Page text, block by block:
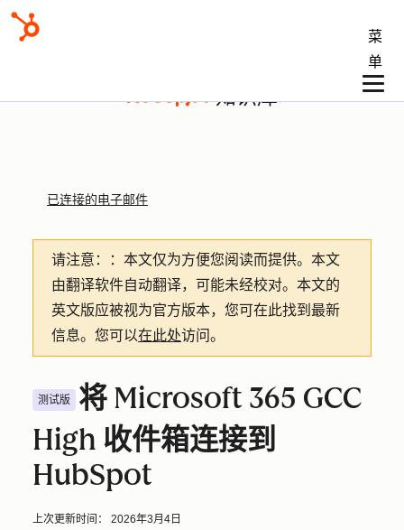
菜
单
知识库
已连接的电子邮件
请注意： ：本文仅为方便您阅读而提供。 本文
由翻译软件自动翻译，可能未经校对。本文的
英文版应被视为官方版本，您可在此找到最新
信息。您可以在此处访问。
测试版
将 Microsoft 365 GCC
High 收件箱连接到
HubSpot
上次更新时间： 2026年3月4日